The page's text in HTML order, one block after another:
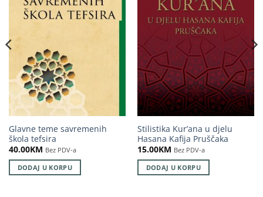
Glavne teme savremenih
škola tefsira
40.00KM Bez PDV-a
DODAJ U KORPU
Stilistika Kur’ana u djelu
Hasana Kafija Pruščaka
15.00KM Bez PDV-a
DODAJ U KORPU